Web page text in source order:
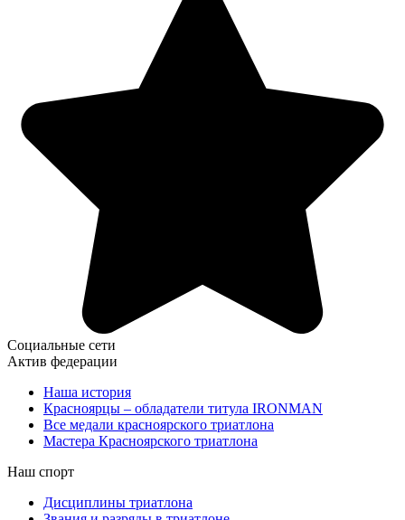
Социальные сети
Актив федерации
Наша история
Красноярцы – обладатели титула IRONMAN
Все медали красноярского триатлона
Мастера Красноярского триатлона
Наш спорт
Дисциплины триатлона